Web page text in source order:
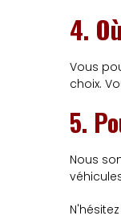
4.
Vous
choix.
5.
Nous